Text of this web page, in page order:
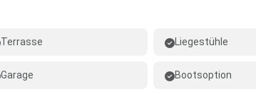
Terrasse Liegestühle
Garage Bootsoption